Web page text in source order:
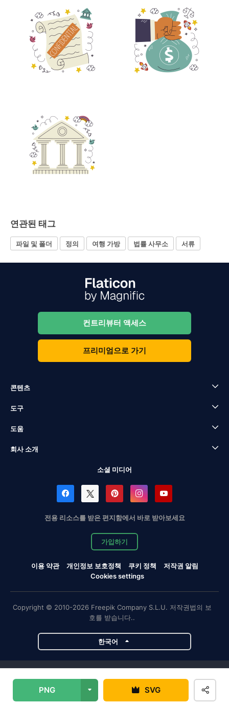
PNG SVG
연관된 태그
파일 및 폴더 정의 여행 가방 법률 사무소 서류
컨트리뷰터 액세스
프리미엄으로 가기
콘텐츠
도구
도움
회사 소개
소셜 미디어
전용 리소스를 받은 편지함에서 바로 받아보세요
가입하기
이용 약관 개인정보 보호정책 쿠키 정책
저작권 알림
Cookies settings
Copyright © 2010-2026 Freepik Company S.L.U. 저작권법의 보
호를 받습니다..
한국어